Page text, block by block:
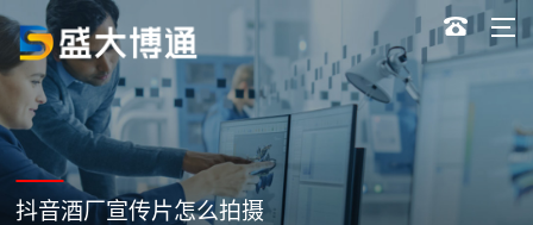
抖音酒厂宣传片怎么拍摄